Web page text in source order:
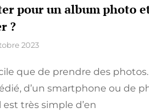
pour un album photo
?
2023
que de prendre des photos.
d’un smartphone ou de
est très simple d’en